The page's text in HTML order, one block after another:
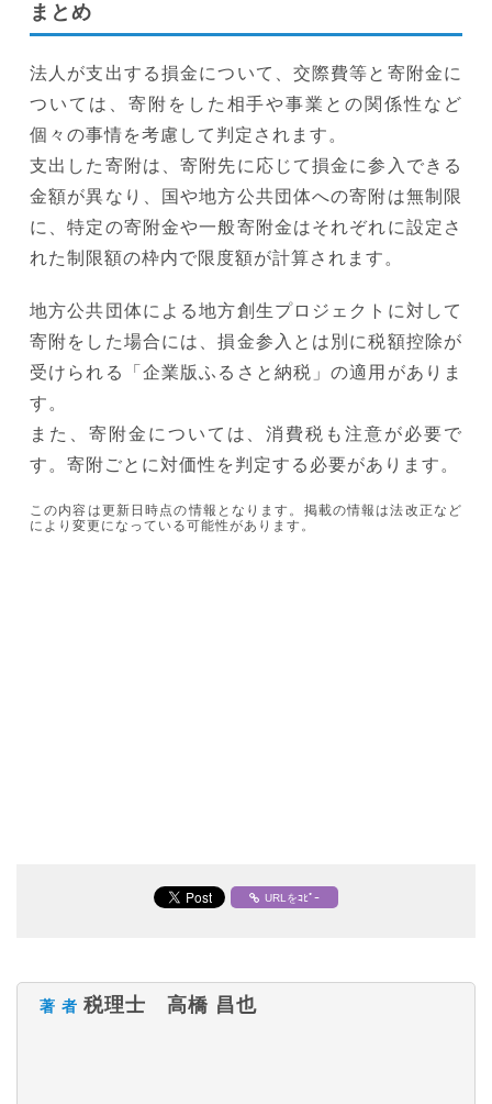
まとめ
法人が支出する損金について、交際費等と寄附金に
ついては、寄附をした相手や事業との関係性など
個々の事情を考慮して判定されます。
支出した寄附は、寄附先に応じて損金に参入できる
金額が異なり、国や地方公共団体への寄附は無制限
に、特定の寄附金や一般寄附金はそれぞれに設定さ
れた制限額の枠内で限度額が計算されます。
地方公共団体による地方創生プロジェクトに対して
寄附をした場合には、損金参入とは別に税額控除が
受けられる「企業版ふるさと納税」の適用がありま
す。
また、寄附金については、消費税も注意が必要で
す。寄附ごとに対価性を判定する必要があります。
この内容は更新日時点の情報となります。掲載の情報は法改正など
により変更になっている可能性があります。
URLをｺﾋﾟｰ
著 者 税理士 高橋 昌也